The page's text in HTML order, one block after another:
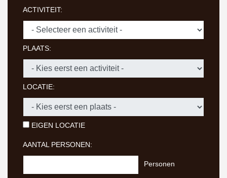
ACTIVITEIT:
PLAATS:
LOCATIE:
EIGEN LOCATIE
AANTAL PERSONEN:
Personen